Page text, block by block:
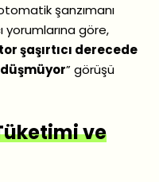
şanzımanı
yorumlarına göre,
şaşırtıcı derecede
” görüşü
ve